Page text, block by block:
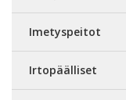
Imetyspeitot
Irtopäälliset